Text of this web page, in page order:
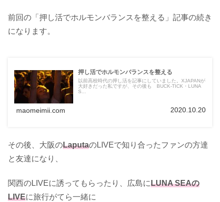
前回の「押し活でホルモンバランスを整える」記事の続き
になります。
押し活でホルモンバランスを整える
以前高校時代の押し活を記事にしていました。XJAPANが
大好きだった私ですが、その後も BUCK-TICK・LUNA
S...
maomeimii.com 2020.10.20
その後、大阪のLaputaのLIVEで知り合ったファンの方達
と友達になり、
関西のLIVEに誘ってもらったり、広島にLUNA SEAの
LIVEに旅行がてら一緒に